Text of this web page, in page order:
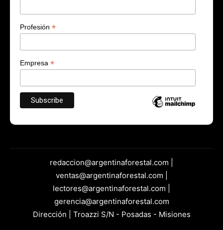
Profesión *
Empresa *
redaccion@argentinaforestal.com |
ventas@argentinaforestal.com |
lectores@argentinaforestal.com |
gerencia@argentinaforestal.com
Dirección | Troazzi S/N - Posadas - Misiones